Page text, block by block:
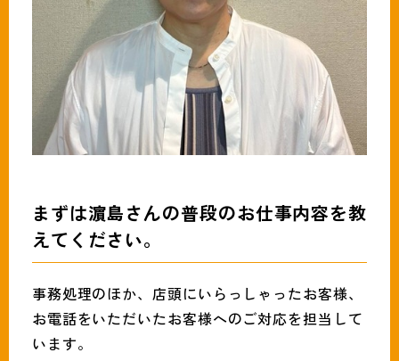
まずは濵島さんの普段のお仕事内容を教
えてください。
事務処理のほか、店頭にいらっしゃったお客様、
お電話をいただいたお客様へのご対応を担当して
います。